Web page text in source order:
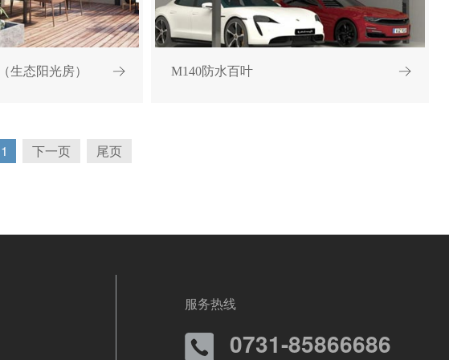
生态阳光房） M140防水百叶
1 下一页 尾页
服务热线
0731-85866686